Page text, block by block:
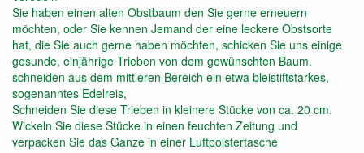
Sie haben einen alten Obstbaum den Sie gerne erneuern
möchten, oder Sie kennen Jemand der eine leckere Obstsorte
hat, die Sie auch gerne haben möchten, schicken Sie uns einige
gesunde, einjährige Trieben von dem gewünschten Baum.
schneiden aus dem mittleren Bereich ein etwa bleistiftstarkes,
sogenanntes Edelreis,
Schneiden Sie diese Trieben in kleinere Stücke von ca. 20 cm.
Wickeln Sie diese Stücke in einen feuchten Zeitung und
verpacken Sie das Ganze in einer Luftpolstertasche